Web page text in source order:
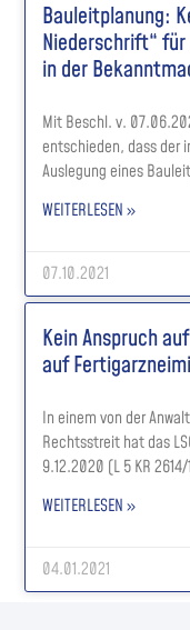
Bauleitplanung:
Niederschrift“
in der
Mit Beschl. v.
entschieden, dass der
Auslegung eines
WEITERLESEN »
07.10.2021
Kein Anspruch
auf
In einem von der
Rechtsstreit hat das
9.12.2020 (L 5 KR
WEITERLESEN »
04.01.2021